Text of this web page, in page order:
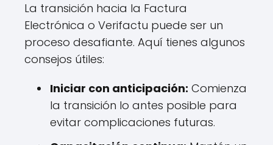
La transición hacia la Factura
Electrónica o Verifactu puede ser un
proceso desafiante. Aquí tienes algunos
consejos útiles:
Iniciar con anticipación: Comienza
la transición lo antes posible para
evitar complicaciones futuras.